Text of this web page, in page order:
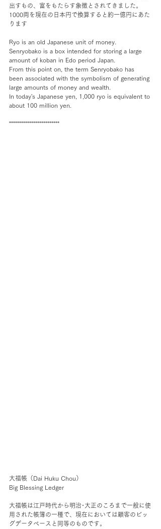
出すもの、富をもたらす象徴とされてきました。
1000両を現在の日本円で換算すると約一億円にあた
ります
Ryo is an old Japanese unit of money.
Senryobako is a box intended for storing a large
amount of koban in Edo period Japan.
From this point on, the term Senryobako has
been associated with the symbolism of generating
large amounts of money and wealth.
In today's Japanese yen, 1,000 ryo is equivalent to
about 100 million yen.
*************************
大福帳（Dai Huku Chou）
Big Blessing Ledger
大福帳は江戸時代から明治･大正のころまで一般に使
用された帳簿の一種で、現在においては顧客のビッ
グデータベースと同等のものです。